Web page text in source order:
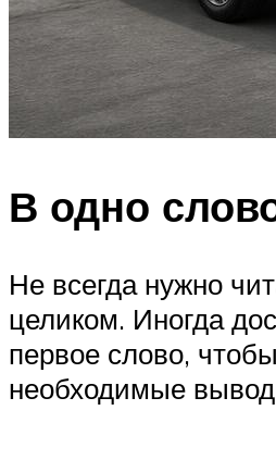
В одно
Не всегда нужно
целиком. Иногда
первое слово,
необходимые